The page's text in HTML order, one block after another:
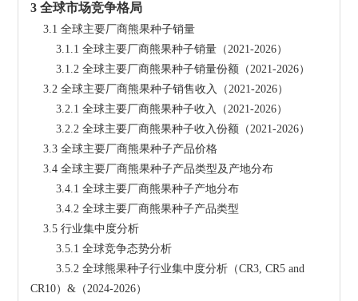
3 全球市场竞争格局
    3.1 全球主要厂商熊果种子销量
        3.1.1 全球主要厂商熊果种子销量（2021-2026）
        3.1.2 全球主要厂商熊果种子销量份额（2021-2026）
    3.2 全球主要厂商熊果种子销售收入（2021-2026）
        3.2.1 全球主要厂商熊果种子收入（2021-2026）
        3.2.2 全球主要厂商熊果种子收入份额（2021-2026）
    3.3 全球主要厂商熊果种子产品价格
    3.4 全球主要厂商熊果种子产品类型及产地分布
        3.4.1 全球主要厂商熊果种子产地分布
        3.4.2 全球主要厂商熊果种子产品类型
    3.5 行业集中度分析
        3.5.1 全球竞争态势分析
        3.5.2 全球熊果种子行业集中度分析（CR3, CR5 and
CR10）&（2024-2026）